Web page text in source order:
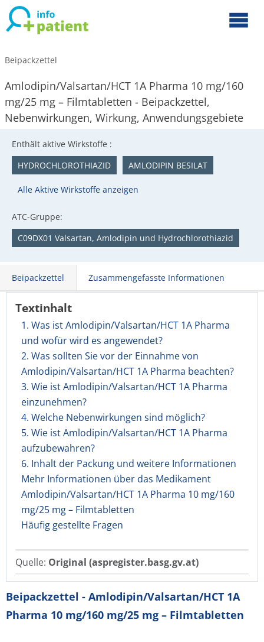
Beipackzettel
Amlodipin/Valsartan/HCT 1A Pharma 10 mg/160
mg/25 mg – Filmtabletten - Beipackzettel,
Nebenwirkungen, Wirkung, Anwendungsgebiete
Enthält aktive Wirkstoffe :
HYDROCHLOROTHIAZID
AMLODIPIN BESILAT
Alle Aktive Wirkstoffe anzeigen
ATC-Gruppe:
C09DX01 Valsartan, Amlodipin und Hydrochlorothiazid
Beipackzettel Zusammengefasste Informationen
Textinhalt
1. Was ist Amlodipin/Valsartan/HCT 1A Pharma
und wofür wird es angewendet?
2. Was sollten Sie vor der Einnahme von
Amlodipin/Valsartan/HCT 1A Pharma beachten?
3. Wie ist Amlodipin/Valsartan/HCT 1A Pharma
einzunehmen?
4. Welche Nebenwirkungen sind möglich?
5. Wie ist Amlodipin/Valsartan/HCT 1A Pharma
aufzubewahren?
6. Inhalt der Packung und weitere Informationen
Mehr Informationen über das Medikament
Amlodipin/Valsartan/HCT 1A Pharma 10 mg/160
mg/25 mg – Filmtabletten
Häufig gestellte Fragen
Quelle: Original (aspregister.basg.gv.at)
Beipackzettel - Amlodipin/Valsartan/HCT 1A
Pharma 10 mg/160 mg/25 mg – Filmtabletten